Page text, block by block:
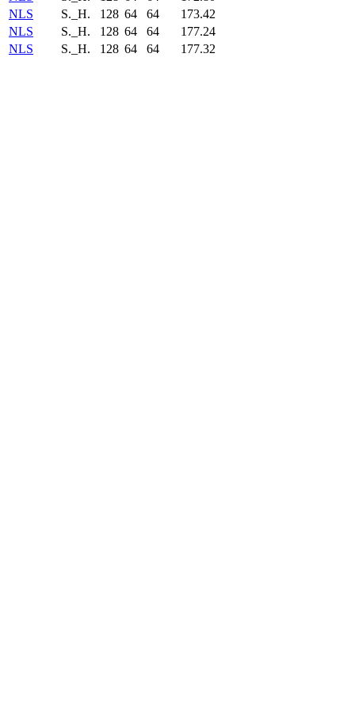
NLS
S._H. 128 64 64
173.42
NLS
S._H. 128 64 64
177.24
NLS
S._H. 128 64 64 177.32